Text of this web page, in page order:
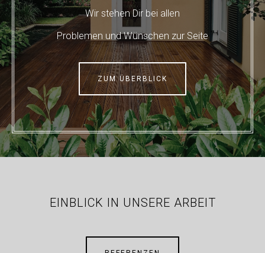
Wir stehen Dir bei allen
Problemen und Wünschen zur Seite
ZUM ÜBERBLICK
EINBLICK IN UNSERE ARBEIT